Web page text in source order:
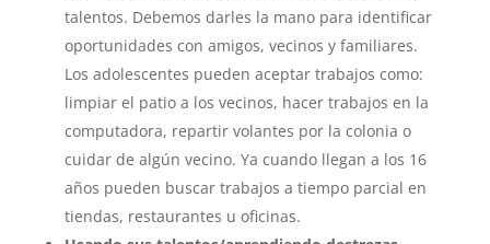
talentos. Debemos darles la mano para identificar
oportunidades con amigos, vecinos y familiares.
Los adolescentes pueden aceptar trabajos como:
limpiar el patio a los vecinos, hacer trabajos en la
computadora, repartir volantes por la colonia o
cuidar de algún vecino. Ya cuando llegan a los 16
años pueden buscar trabajos a tiempo parcial en
tiendas, restaurantes u oficinas.